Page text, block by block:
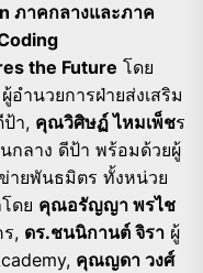
ภาคกลางและภาค
the Future โดย
ผู้อำนวยการฝ่ายส่งเสริม
า, คุณวิศิษฏ์ ไหมเพ็ชร
กลาง ดีป้า พร้อมด้วยผู้
ายพันธมิตร ทั้งหน่วย
ดย คุณอรัญญา พรไช
, ดร.ชนนิกานต์ จิรา ผู้
คุณญดา วงศ์